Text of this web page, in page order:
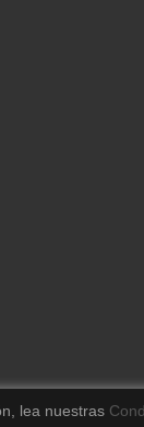
lea nuestras